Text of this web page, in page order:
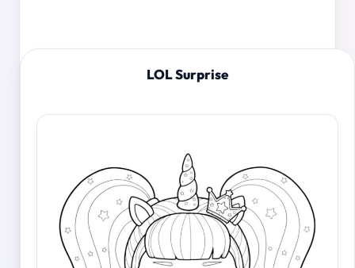
LOL Surprise